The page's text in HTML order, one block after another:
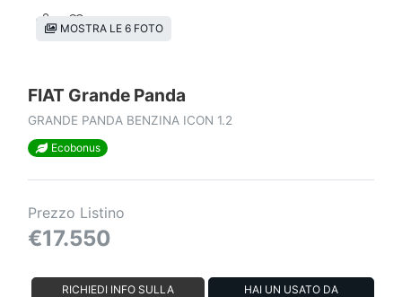
MOSTRA LE 6 FOTO
FIAT Grande Panda
GRANDE PANDA BENZINA ICON 1.2
Ecobonus
Prezzo Listino
€17.550
RICHIEDI INFO SULLA
HAI UN USATO DA